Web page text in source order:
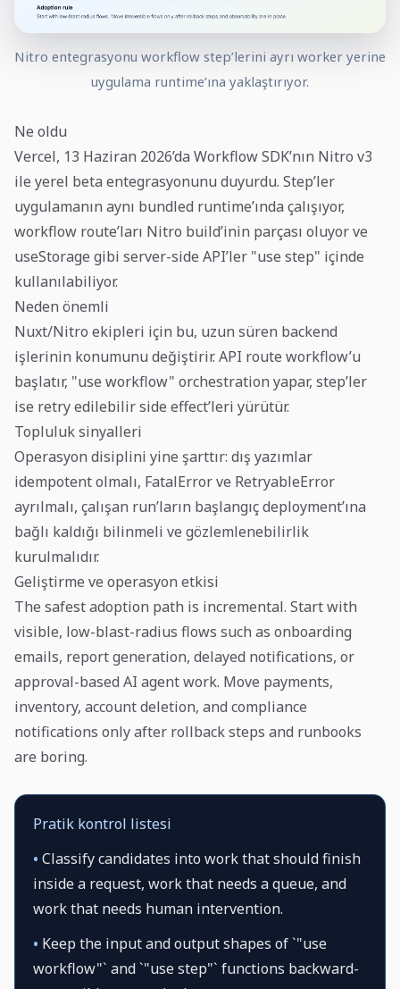
Nitro entegrasyonu workflow step’lerini ayrı worker yerine
uygulama runtime’ına yaklaştırıyor.
Ne oldu
Vercel, 13 Haziran 2026’da Workflow SDK’nın Nitro v3
ile yerel beta entegrasyonunu duyurdu. Step’ler
uygulamanın aynı bundled runtime’ında çalışıyor,
workflow route’ları Nitro build’inin parçası oluyor ve
useStorage gibi server-side API’ler "use step" içinde
kullanılabiliyor.
Neden önemli
Nuxt/Nitro ekipleri için bu, uzun süren backend
işlerinin konumunu değiştirir. API route workflow’u
başlatır, "use workflow" orchestration yapar, step’ler
ise retry edilebilir side effect’leri yürütür.
Topluluk sinyalleri
Operasyon disiplini yine şarttır: dış yazımlar
idempotent olmalı, FatalError ve RetryableError
ayrılmalı, çalışan run’ların başlangıç deployment’ına
bağlı kaldığı bilinmeli ve gözlemlenebilirlik
kurulmalıdır.
Geliştirme ve operasyon etkisi
The safest adoption path is incremental. Start with
visible, low-blast-radius flows such as onboarding
emails, report generation, delayed notifications, or
approval-based AI agent work. Move payments,
inventory, account deletion, and compliance
notifications only after rollback steps and runbooks
are boring.
Pratik kontrol listesi
• Classify candidates into work that should finish
inside a request, work that needs a queue, and
work that needs human intervention.
• Keep the input and output shapes of `"use
workflow"` and `"use step"` functions backward-